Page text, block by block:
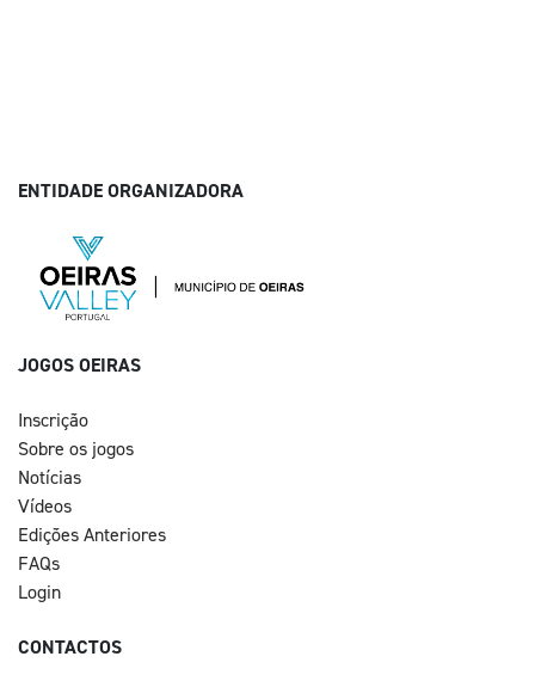
ENTIDADE ORGANIZADORA
JOGOS OEIRAS
Inscrição
Sobre os jogos
Notícias
Vídeos
Edições Anteriores
FAQs
Login
CONTACTOS